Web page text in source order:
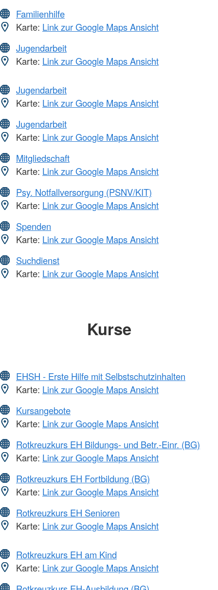
Familienhilfe
Karte: Link zur Google Maps Ansicht
Jugendarbeit
Karte: Link zur Google Maps Ansicht
Jugendarbeit
Karte: Link zur Google Maps Ansicht
Jugendarbeit
Karte: Link zur Google Maps Ansicht
Mitgliedschaft
Karte: Link zur Google Maps Ansicht
Psy. Notfallversorgung (PSNV/KIT)
Karte: Link zur Google Maps Ansicht
Spenden
Karte: Link zur Google Maps Ansicht
Suchdienst
Karte: Link zur Google Maps Ansicht
Kurse
EHSH - Erste Hilfe mit Selbstschutzinhalten
Karte: Link zur Google Maps Ansicht
Kursangebote
Karte: Link zur Google Maps Ansicht
Rotkreuzkurs EH Bildungs- und Betr.-Einr. (BG)
Karte: Link zur Google Maps Ansicht
Rotkreuzkurs EH Fortbildung (BG)
Karte: Link zur Google Maps Ansicht
Rotkreuzkurs EH Senioren
Karte: Link zur Google Maps Ansicht
Rotkreuzkurs EH am Kind
Karte: Link zur Google Maps Ansicht